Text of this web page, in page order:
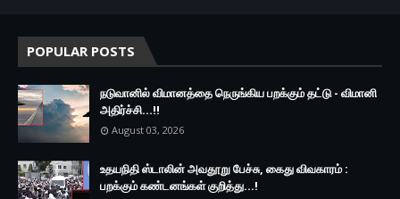
POPULAR POSTS
நடுவானில் விமானத்தை நெருங்கிய பறக்கும் தட்டு - விமானி
அதிர்ச்சி...!!
August 03, 2026
உதயநிதி ஸ்டாலின் அவதூறு பேச்சு, கைது விவகாரம் :
பறக்கும் கண்டனங்கள் குறித்து...!